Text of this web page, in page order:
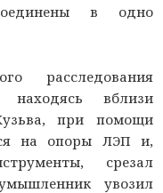
в одно
расследования
находясь вблизи
при помощи
на опоры ЛЭП и,
срезал
увозил